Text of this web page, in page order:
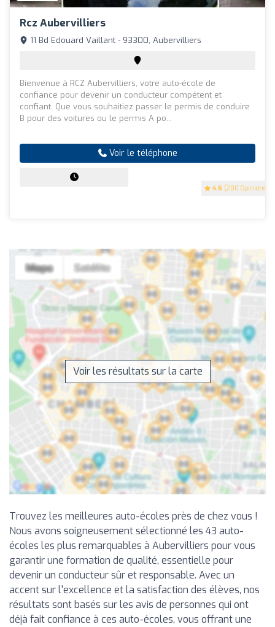
Rcz Aubervilliers
4.6 (200 Opinions)
11 Bd Edouard Vaillant - 93300, Aubervilliers
Bienvenue à RCZ Aubervilliers, votre auto-école de
confiance pour devenir un conducteur compétent et
confiant. Que vous souhaitiez passer le permis de conduire
B pour des voitures ou le permis A po...
Voir le téléphone
Voir les résultats sur la carte
Trouvez les meilleures auto-écoles près de chez vous !
Nous avons soigneusement sélectionné les 43 auto-
écoles les plus remarquables à Aubervilliers pour vous
garantir une formation de qualité, essentielle pour
devenir un conducteur sûr et responsable. Avec un
accent sur l'excellence et la satisfaction des élèves, nos
résultats sont basés sur les avis de personnes qui ont
déjà fait confiance à ces auto-écoles, vous offrant une